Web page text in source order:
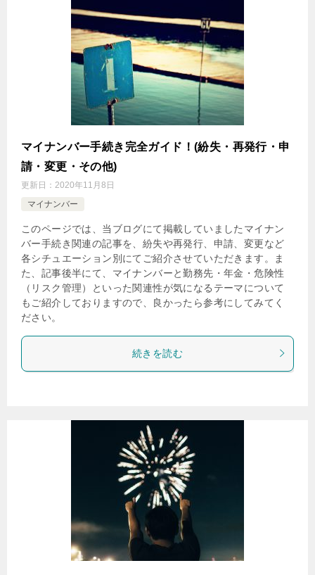
マイナンバー手続き完全ガイド！(紛失・再発行・申
請・変更・その他)
更新日： 2020年11月8日
マイナンバー
このページでは、当ブログにて掲載していましたマイナン
バー手続き関連の記事を、紛失や再発行、申請、変更など
各シチュエーション別にてご紹介させていただきます。ま
た、記事後半にて、マイナンバーと勤務先・年金・危険性
（リスク管理）といった関連性が気になるテーマについて
もご紹介しておりますので、良かったら参考にしてみてく
ださい。
続きを読む